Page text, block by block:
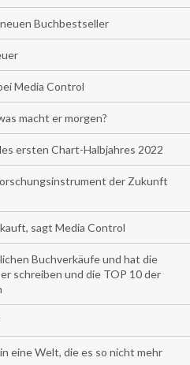
Buchbestseller
Media Control
macht er morgen?
ersten Chart-Halbjahres 2022
der Zukunft
sagt Media Control
Buchverkäufe und hat die
schreiben und die TOP 10 der
eine Welt, die es so nicht mehr